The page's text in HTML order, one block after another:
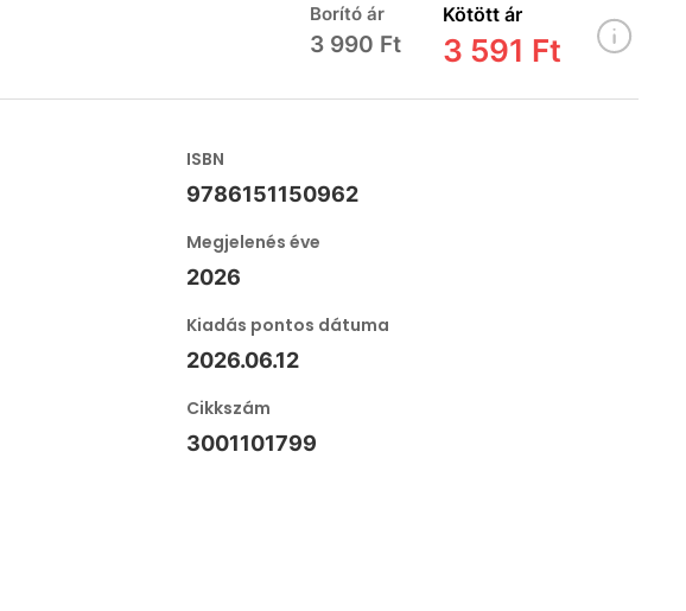
Borító ár
3 990 Ft
Kötött ár
3 591 Ft
ISBN
9786151150962
Megjelenés éve
2026
Kiadás pontos dátuma
2026.06.12
Cikkszám
3001101799